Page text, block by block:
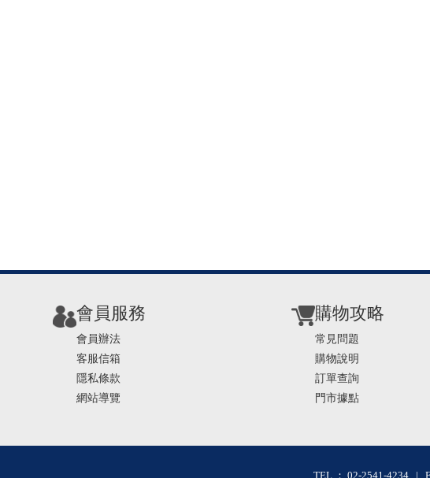
會員服務
會員辦法
客服信箱
隱私條款
網站導覽
購物攻略
常見問題
購物說明
訂單查詢
門市據點
TEL ： 02-2541-4234 |